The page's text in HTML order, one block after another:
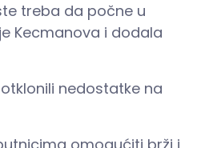
treba da počne u
Kecmanova i dodala
nedostatke na